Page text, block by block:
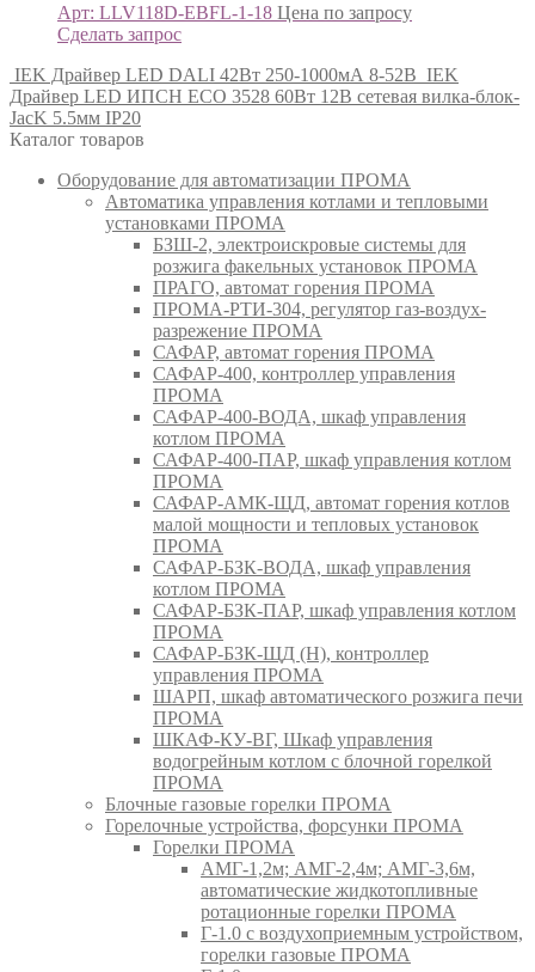
Арт: LLV118D-EBFL-1-18 Цена по запросу
Сделать запрос
IEK Драйвер LED DALI 42Вт 250-1000мА 8-52В IEK
Драйвер LED ИПСН ECO 3528 60Вт 12В сетевая вилка-блок-
JacK 5.5мм IP20
Каталог товаров
Оборудование для автоматизации ПРОМА
Автоматика управления котлами и тепловыми
установками ПРОМА
БЗШ-2, электроискровые системы для
розжига факельных установок ПРОМА
ПРАГО, автомат горения ПРОМА
ПРОМА-РТИ-304, регулятор газ-воздух-
разрежение ПРОМА
САФАР, автомат горения ПРОМА
САФАР-400, контроллер управления
ПРОМА
САФАР-400-ВОДА, шкаф управления
котлом ПРОМА
САФАР-400-ПАР, шкаф управления котлом
ПРОМА
САФАР-АМК-ЩД, автомат горения котлов
малой мощности и тепловых установок
ПРОМА
САФАР-БЗК-ВОДА, шкаф управления
котлом ПРОМА
САФАР-БЗК-ПАР, шкаф управления котлом
ПРОМА
САФАР-БЗК-ЩД (Н), контроллер
управления ПРОМА
ШАРП, шкаф автоматического розжига печи
ПРОМА
ШКАФ-КУ-ВГ, Шкаф управления
водогрейным котлом с блочной горелкой
ПРОМА
Блочные газовые горелки ПРОМА
Горелочные устройства, форсунки ПРОМА
Горелки ПРОМА
АМГ-1,2м; АМГ-2,4м; АМГ-3,6м,
автоматические жидкотопливные
ротационные горелки ПРОМА
Г-1.0 с воздухоприемным устройством,
горелки газовые ПРОМА